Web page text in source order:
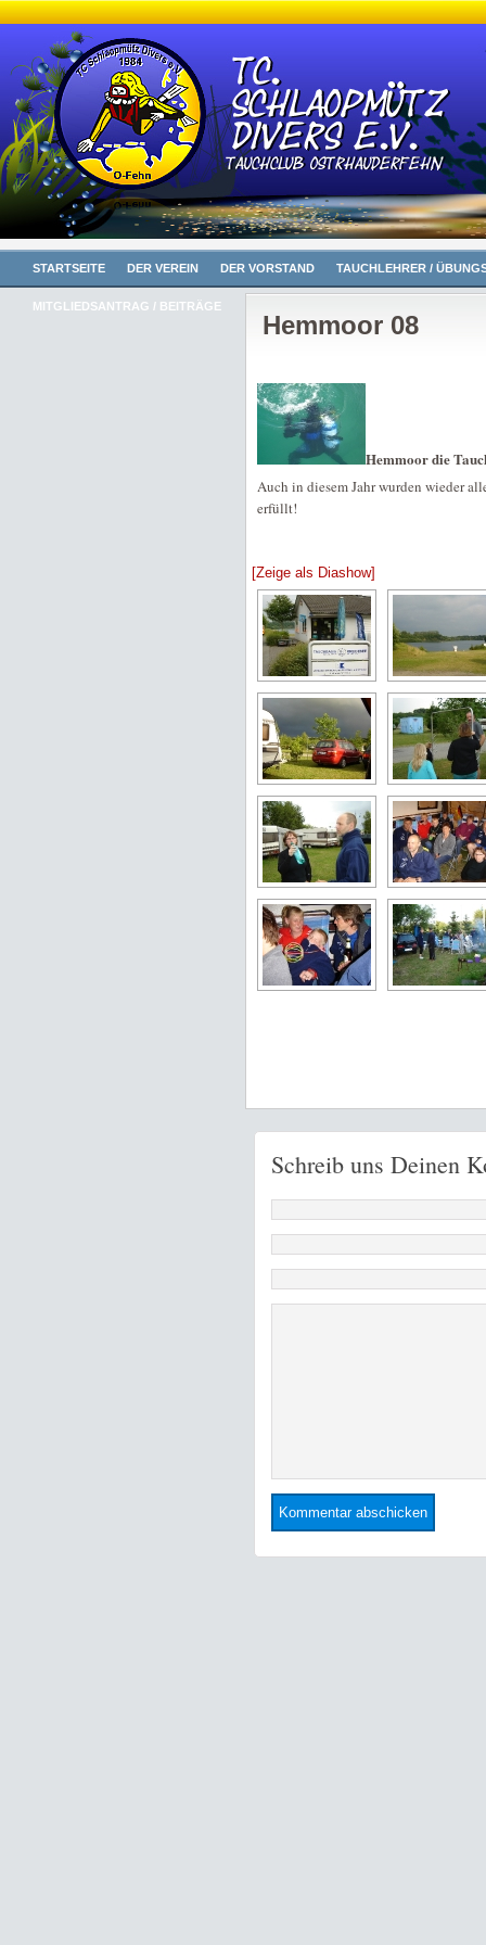
STARTSEITE DER VEREIN DER VORSTAND TAUCHLEHRER /
MITGLIEDSANTRAG / BEITRÄGE
Hemmoor 08
Hemmoor die
Auch in diesem Jahr wurden wieder
erfüllt!
[Zeige als Diashow]
Schreib uns Deinen